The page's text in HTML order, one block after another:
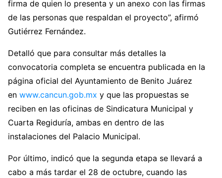
firma de quien lo presenta y un anexo con las firmas
de las personas que respaldan el proyecto”, afirmó
Gutiérrez Fernández.
Detalló que para consultar más detalles la
convocatoria completa se encuentra publicada en la
página oficial del Ayuntamiento de Benito Juárez
en www.cancun.gob.mx y que las propuestas se
reciben en las oficinas de Sindicatura Municipal y
Cuarta Regiduría, ambas en dentro de las
instalaciones del Palacio Municipal.
Por último, indicó que la segunda etapa se llevará a
cabo a más tardar el 28 de octubre, cuando las